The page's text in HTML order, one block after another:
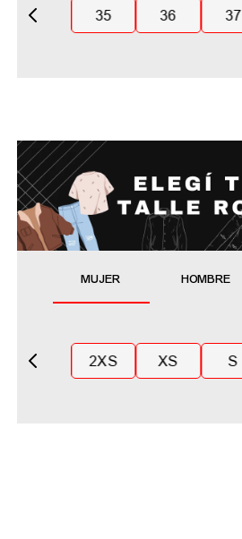
35 36 37
MUJER HOMBRE
2XS XS S